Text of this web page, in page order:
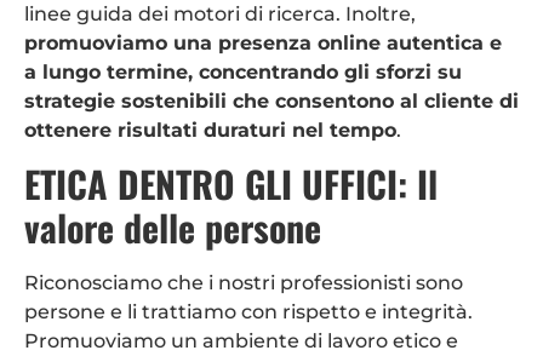
linee guida dei motori di ricerca. Inoltre,
promuoviamo una presenza online autentica e
a lungo termine, concentrando gli sforzi su
strategie sostenibili che consentono al cliente di
ottenere risultati duraturi nel tempo.
ETICA DENTRO GLI UFFICI: Il
valore delle persone
Riconosciamo che i nostri professionisti sono
persone e li trattiamo con rispetto e integrità.
Promuoviamo un ambiente di lavoro etico e